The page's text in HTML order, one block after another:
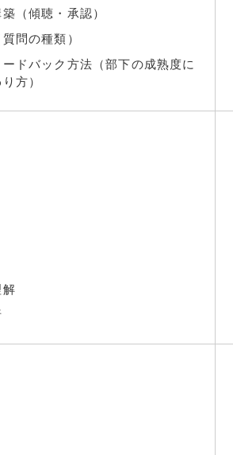
（傾聴・承認）
問の種類）
ドバック方法（部下の成熟度に
方）
解